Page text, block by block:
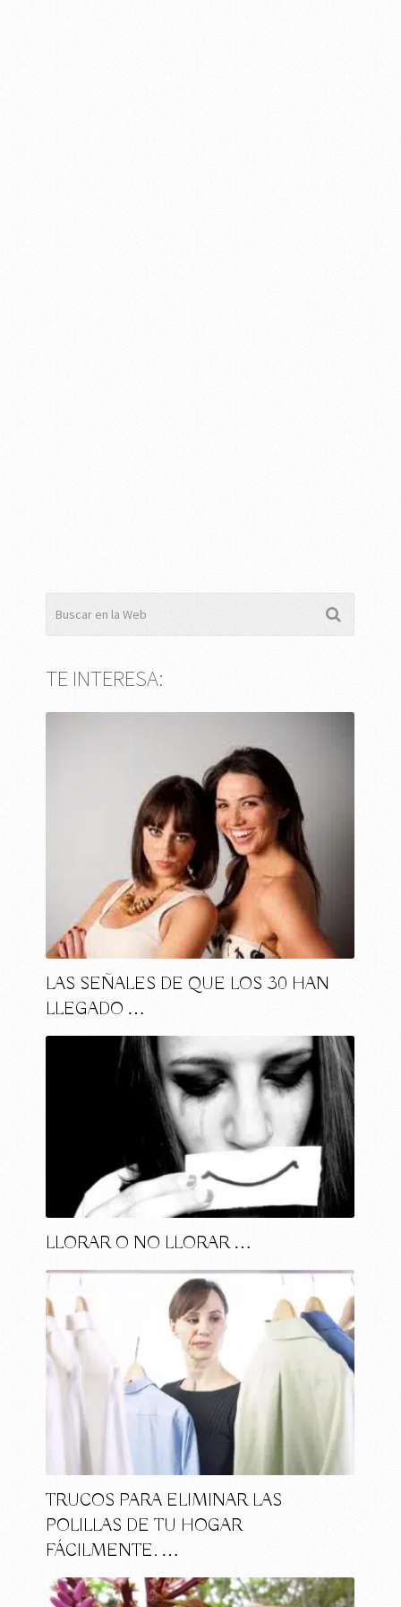
TE INTERESA:
LAS SEÑALES DE QUE LOS 30 HAN
LLEGADO …
LLORAR O NO LLORAR …
TRUCOS PARA ELIMINAR LAS
POLILLAS DE TU HOGAR
FÁCILMENTE. …